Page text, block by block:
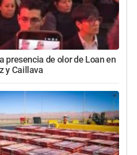
presencia de olor de Loan en
y Caillava